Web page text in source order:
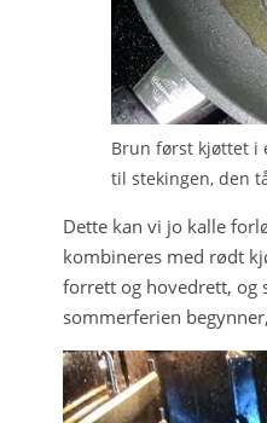
Brun først kjøttet i
til stekingen, den
Dette kan vi jo kalle
kombineres med rødt
forrett og hovedrett, og
sommerferien